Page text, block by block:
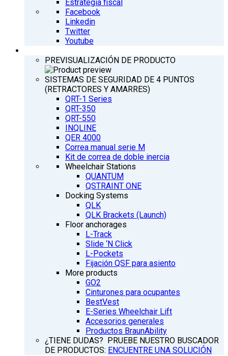
Estrategia fiscal
Facebook
Linkedin
Twitter
Youtube
PREVISUALIZACIÓN DE PRODUCTO
SISTEMAS DE SEGURIDAD DE 4 PUNTOS
(RETRACTORES Y AMARRES)
QRT-1 Series
QRT-350
QRT-550
INQLINE
QER 4000
Correa manual serie M
Kit de correa de doble inercia
Wheelchair Stations
QUANTUM
QSTRAINT ONE
Docking Systems
QLK
QLK Brackets (Launch)
Floor anchorages
L-Track
Slide ‘N Click
L-Pockets
Fijación QSF para asiento
More products
GO2
Cinturones para ocupantes
BestVest
E-Series Wheelchair Lift
Accesorios generales
Productos BraunAbility
¿TIENE DUDAS? PRUEBE NUESTRO BUSCADOR
DE PRODUCTOS: ENCUENTRE UNA SOLUCIÓN